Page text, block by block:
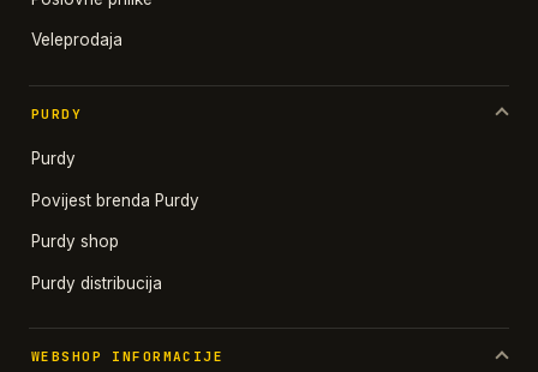
Veleprodaja
PURDY
Purdy
Povijest brenda Purdy
Purdy shop
Purdy distribucija
WEBSHOP INFORMACIJE